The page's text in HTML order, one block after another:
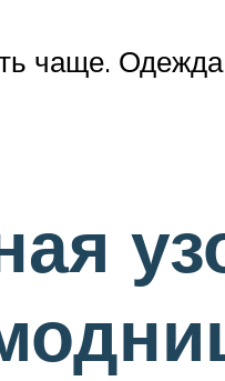
чаще.